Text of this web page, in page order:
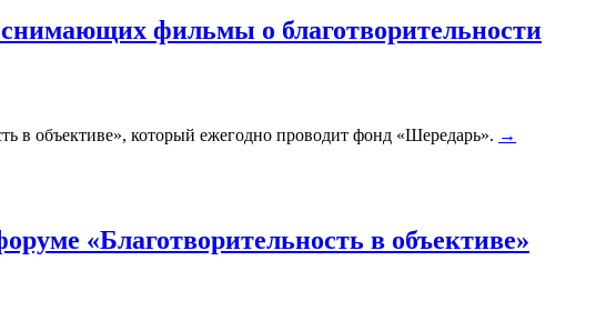
фильмы о благотворительности
в объективе», который ежегодно проводит фонд «Шередарь». →
«Благотворительность в объективе»